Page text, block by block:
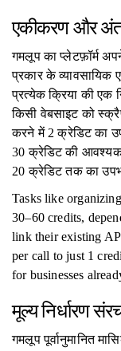
एकीकरण और
गमलूप का प्लेटफ़ॉर्म
प्रकार के व्यावसायिक
प्रत्येक क्रिया की एक
किसी वेबसाइट को
करने में 2 क्रेडिट का
30 क्रेडिट की
20 क्रेडिट तक का
Tasks like
30–60 credits,
link their existing
per call to just 1
for businesses
मूल्य निर्धारण
गमलूप पूर्वानुमानित